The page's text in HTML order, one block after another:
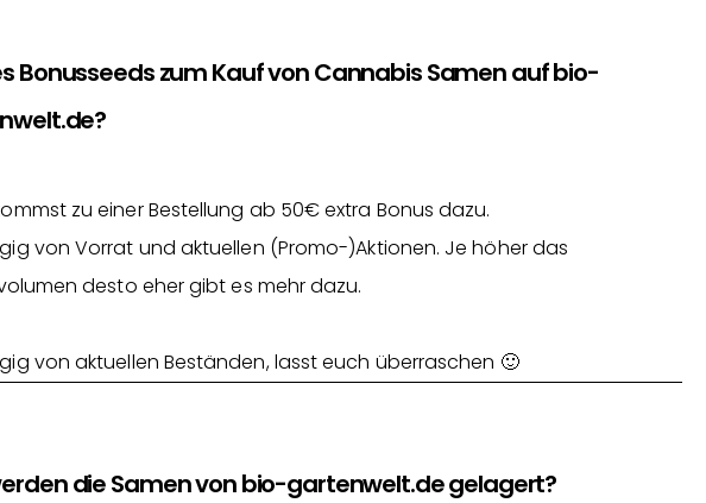
Bonusseeds zum Kauf von Cannabis Samen auf bio-
zu einer Bestellung ab 50€ extra Bonus dazu.
von Vorrat und aktuellen (Promo-)Aktionen. Je höher das
desto eher gibt es mehr dazu.
von aktuellen Beständen, lasst euch überraschen 🙂
die Samen von bio-gartenwelt.de gelagert?